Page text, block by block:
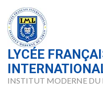
content
(Press
Enter)
LYCÉE
INSTITUT MODERNE DU